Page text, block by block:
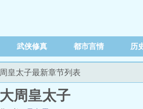
武侠修真 都市言情 历
皇太子最新章节列表
大周皇太子